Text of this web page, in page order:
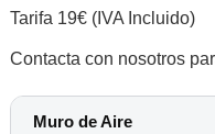
Tarifa 19€ (IVA Incluido)
Contacta con nosotros
Muro de Aire